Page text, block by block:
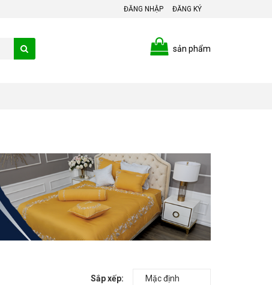
ĐĂNG NHẬP ĐĂNG KÝ
sản phẩm
Sắp xếp: